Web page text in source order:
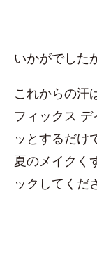
いかがでした
これからの汗
フィックス
ッとするだけ
夏のメイクく
ックしてくだ